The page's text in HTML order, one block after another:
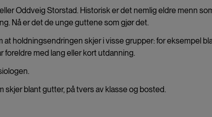
Oddveig Storstad. Historisk er det nemlig eldre menn
Nå er det de unge guttene som gjør det.
holdningsendringen skjer i visse grupper: for eksempel
foreldre med lang eller kort utdanning.
blant gutter, på tvers av klasse og bosted.